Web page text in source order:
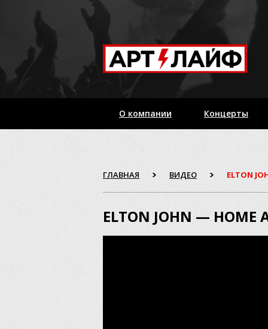
О компании Концерты
ГЛАВНАЯ ВИДЕО ELTON
ELTON JOHN — HOME